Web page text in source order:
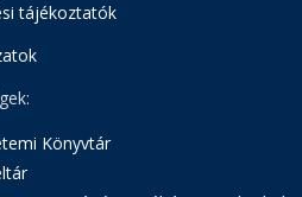
tájékoztatók
Könyvtár